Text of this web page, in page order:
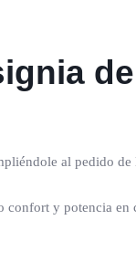
al pedido de
y potencia